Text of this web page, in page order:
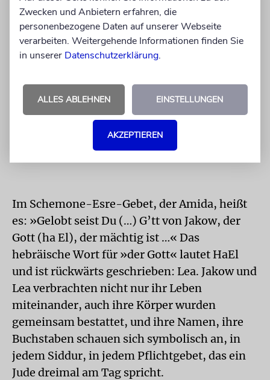
Wir können durch
unsere Entscheidungen
der Geschichte
verändern.
Im Schemone-Esre-Gebet, der Amida, heißt
es: »Gelobt seist Du (…) G’tt von Jakow, der
Gott (ha El), der mächtig ist …« Das
hebräische Wort für »der Gott« lautet HaEl
und ist rückwärts geschrieben: Lea. Jakow und
Lea verbrachten nicht nur ihr Leben
miteinander, auch ihre Körper wurden
gemeinsam bestattet, und ihre Namen, ihre
Buchstaben schauen sich symbolisch an, in
jedem Siddur, in jedem Pflichtgebet, das ein
Jude dreimal am Tag spricht.
Zwecken und Anbietern erfahren, die
personenbezogene Daten auf unserer Webseite
verarbeiten. Weitergehende Informationen finden Sie
in unserer Datenschutzerklärung.
ALLES ABLEHNEN EINSTELLUNGEN
AKZEPTIEREN